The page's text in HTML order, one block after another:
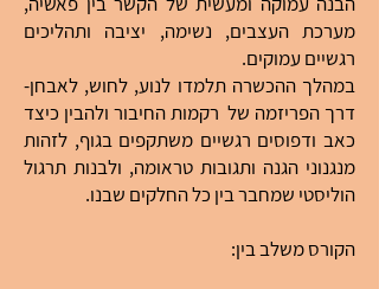
מערכת העצבים, נשימה, יציבה ותהליכים
רגשיים עמוקים.
במהלך ההכשרה תלמדו לנוע, לחוש, לאבחן-
דרך הפריזמה של רקמות החיבור ולהבין כיצד
כאב ודפוסים רגשיים משתקפים בגוף, לזהות
מנגנוני הגנה ותגובות טראומה, ולבנות תרגול
הוליסטי שמחבר בין כל החלקים שבנו.
הקורס משלב בין: